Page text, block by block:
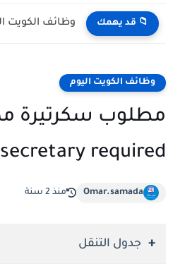
📁 قد يهمك
وظائف الكويت اليوم
secretary required
Omar.samada منذ 2 سنة
جدول التنقل